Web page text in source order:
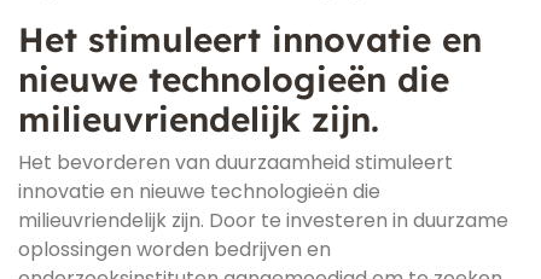
Het stimuleert innovatie en
nieuwe technologieën die
milieuvriendelijk zijn.
Het bevorderen van duurzaamheid stimuleert
innovatie en nieuwe technologieën die
milieuvriendelijk zijn. Door te investeren in duurzame
oplossingen worden bedrijven en